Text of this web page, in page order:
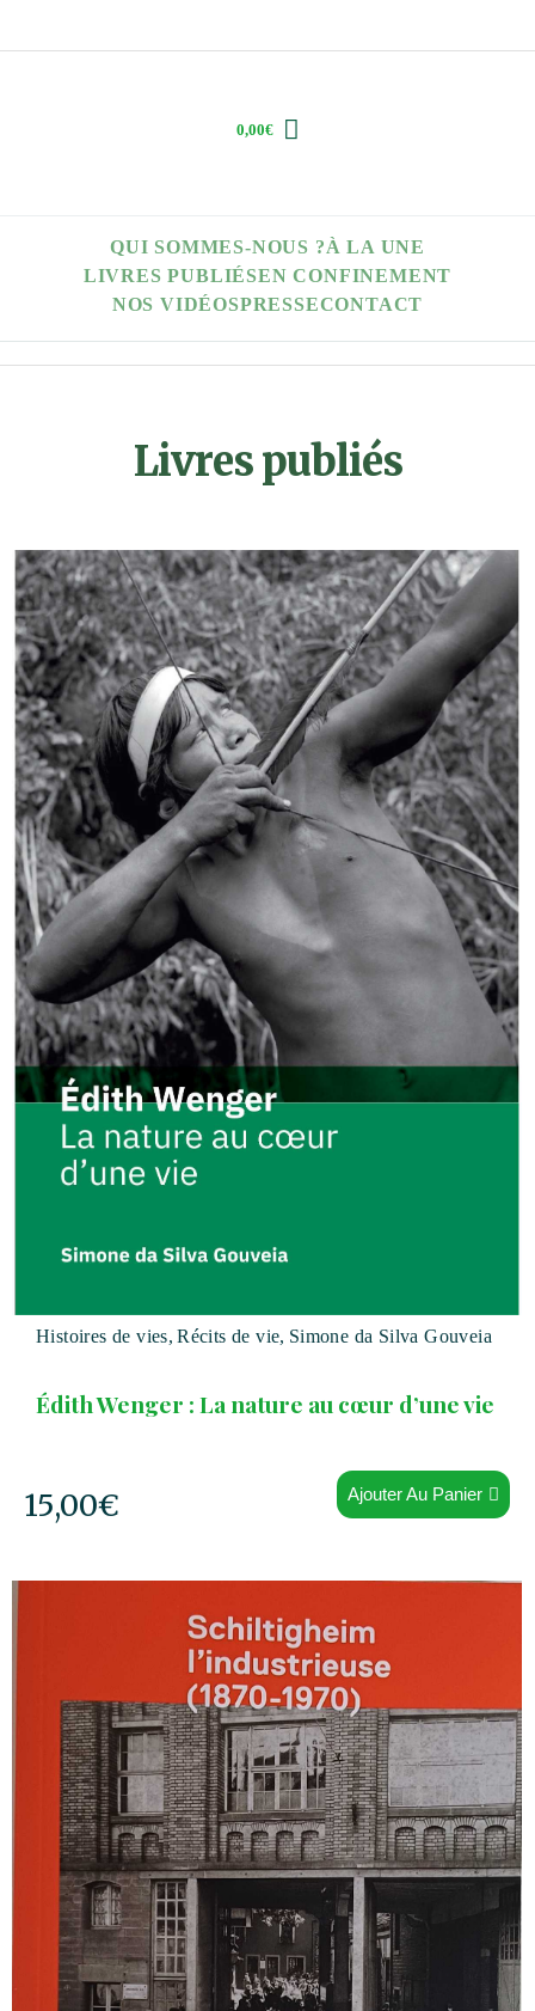
0,00€
QUI SOMMES-NOUS ?À LA UNE
LIVRES PUBLIÉSEN CONFINEMENT
NOS VIDÉOSPRESSECONTACT
Livres publiés
Histoires de vies, Récits de vie, Simone da Silva Gouveia
Édith Wenger : La nature au cœur d’une vie
15,00€ Ajouter Au Panier